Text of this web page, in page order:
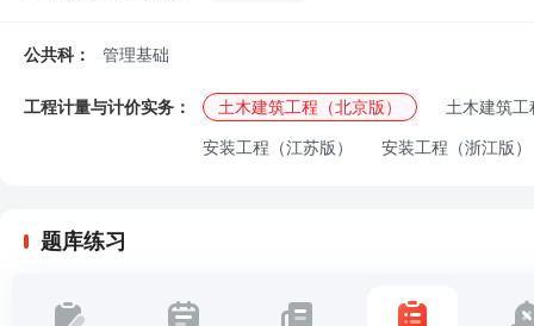
公共科： 管理基础
工程计量与计价实务： 土木建筑工程（北京版） 土木建筑
安装工程（江苏版） 安装工程（浙江版）
题库练习